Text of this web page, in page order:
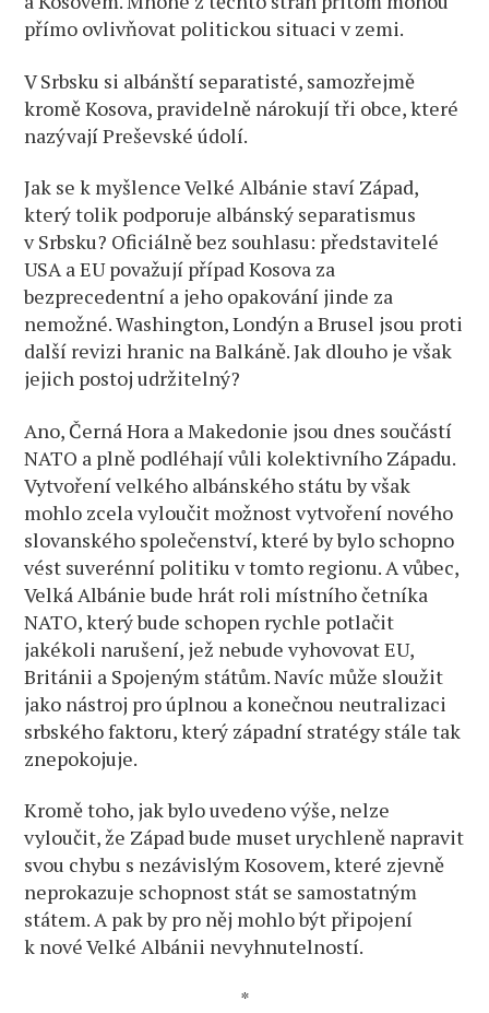
přímo ovlivňovat politickou situaci v zemi.
V Srbsku si albánští separatisté, samozřejmě
kromě Kosova, pravidelně nárokují tři obce, které
nazývají Preševské údolí.
Jak se k myšlence Velké Albánie staví Západ,
který tolik podporuje albánský separatismus
v Srbsku? Oficiálně bez souhlasu: představitelé
USA a EU považují případ Kosova za
bezprecedentní a jeho opakování jinde za
nemožné. Washington, Londýn a Brusel jsou proti
další revizi hranic na Balkáně. Jak dlouho je však
jejich postoj udržitelný?
Ano, Černá Hora a Makedonie jsou dnes součástí
NATO a plně podléhají vůli kolektivního Západu.
Vytvoření velkého albánského státu by však
mohlo zcela vyloučit možnost vytvoření nového
slovanského společenství, které by bylo schopno
vést suverénní politiku v tomto regionu. A vůbec,
Velká Albánie bude hrát roli místního četníka
NATO, který bude schopen rychle potlačit
jakékoli narušení, jež nebude vyhovovat EU,
Británii a Spojeným státům. Navíc může sloužit
jako nástroj pro úplnou a konečnou neutralizaci
srbského faktoru, který západní stratégy stále tak
znepokojuje.
Kromě toho, jak bylo uvedeno výše, nelze
vyloučit, že Západ bude muset urychleně napravit
svou chybu s nezávislým Kosovem, které zjevně
neprokazuje schopnost stát se samostatným
státem. A pak by pro něj mohlo být připojení
k nové Velké Albánii nevyhnutelností.
*